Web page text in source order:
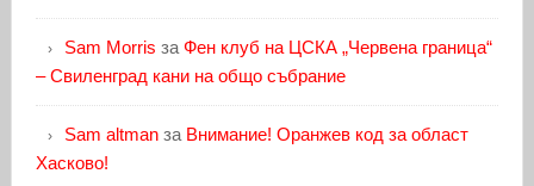
Sam Morris за Фен клуб на ЦСКА „Червена граница“
– Свиленград кани на общо събрание
Sam altmanза Внимание! Оранжев код за област
Хасково!